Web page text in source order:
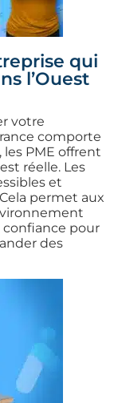
qui
l’Ouest
votre
comporte
PME offrent
réelle. Les
et
permet aux
confiance pour
des